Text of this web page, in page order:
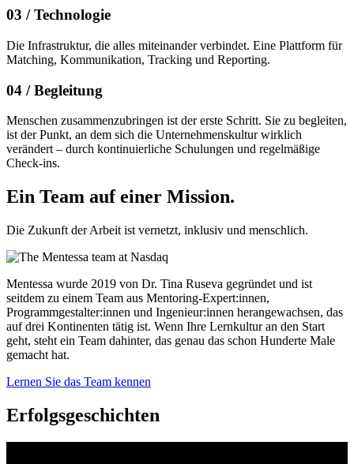
03 /Technologie
Die Infrastruktur, die alles miteinander verbindet. Eine Plattform für
Matching, Kommunikation, Tracking und Reporting.
04 /Begleitung
Menschen zusammenzubringen ist der erste Schritt. Sie zu begleiten,
ist der Punkt, an dem sich die Unternehmenskultur wirklich
verändert – durch kontinuierliche Schulungen und regelmäßige
Check-ins.
Ein Team auf einer Mission.
Die Zukunft der Arbeit ist vernetzt, inklusiv und menschlich.
Mentessa wurde 2019 von Dr. Tina Ruseva gegründet und ist
seitdem zu einem Team aus Mentoring-Expert:innen,
Programmgestalter:innen und Ingenieur:innen herangewachsen, das
auf drei Kontinenten tätig ist. Wenn Ihre Lernkultur an den Start
geht, steht ein Team dahinter, das genau das schon Hunderte Male
gemacht hat.
Lernen Sie das Team kennen
Erfolgsgeschichten